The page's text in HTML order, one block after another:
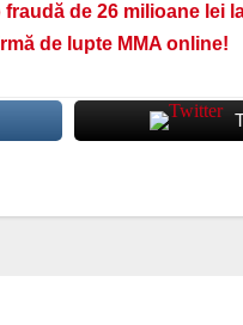
fraudă de 26 milioane lei
de lupte MMA online!